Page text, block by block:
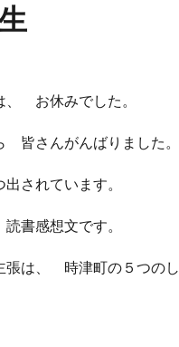
お休みでした。
皆さんがんばりました。
されています。
書感想文です。
、 時津町の５つのし